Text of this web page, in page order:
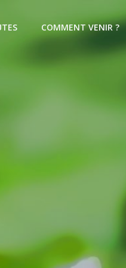
COMMENT VENIR ?